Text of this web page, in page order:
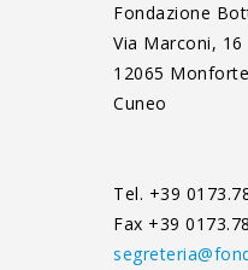
Fondazione
Via Marconi, 16
12065 Monforte
Cuneo
Tel. +39
Fax +39